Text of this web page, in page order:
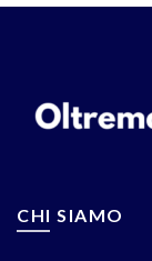
CHI SIAMO